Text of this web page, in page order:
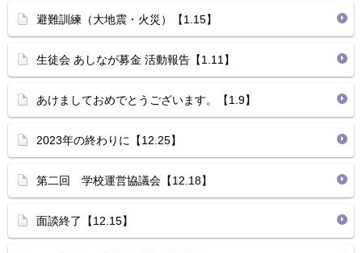
避難訓練（大地震・火災）【1.15】
生徒会 あしなが募金 活動報告【1.11】
あけましておめでとうございます。【1.9】
2023年の終わりに【12.25】
第二回 学校運営協議会【12.18】
面談終了【12.15】